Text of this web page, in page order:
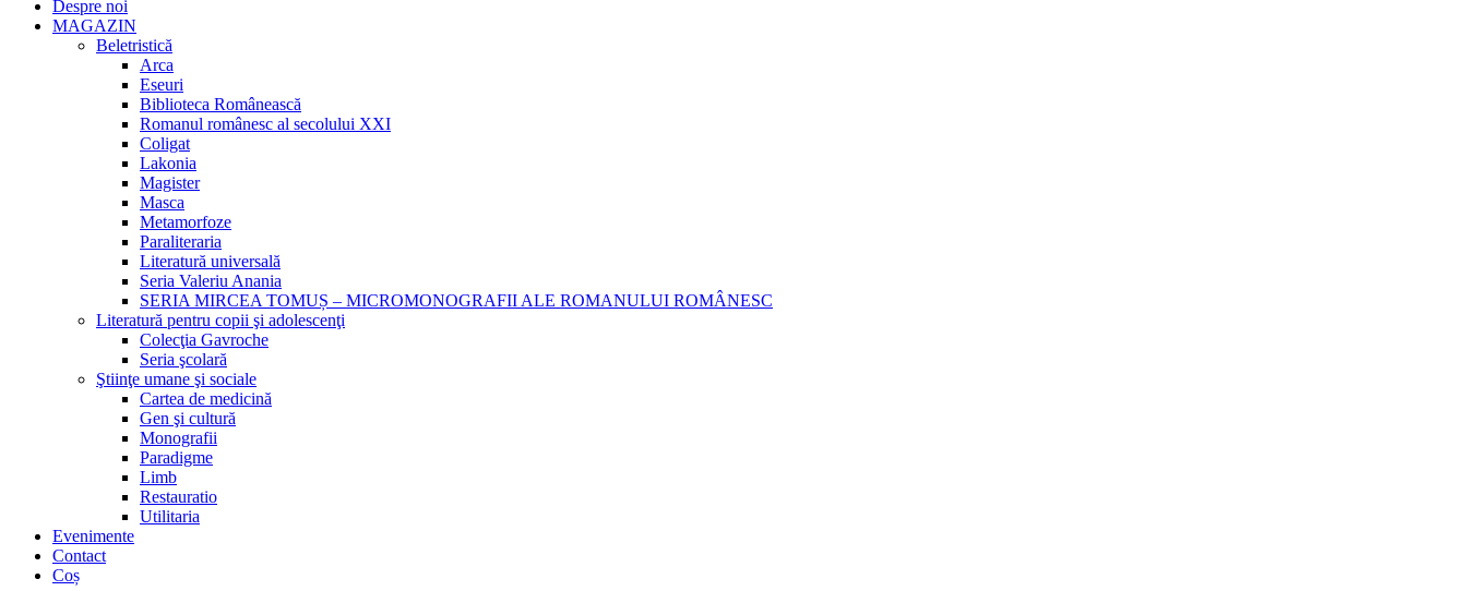
Despre noi
MAGAZIN
Beletristică
Arca
Eseuri
Biblioteca Românească
Romanul românesc al secolului XXI
Coligat
Lakonia
Magister
Masca
Metamorfoze
Paraliteraria
Literatură universală
Seria Valeriu Anania
SERIA MIRCEA TOMUȘ – MICROMONOGRAFII ALE ROMANULUI ROMÂNESC
Literatură pentru copii şi adolescenţi
Colecţia Gavroche
Seria şcolară
Ştiinţe umane şi sociale
Cartea de medicină
Gen şi cultură
Monografii
Paradigme
Limb
Restauratio
Utilitaria
Evenimente
Contact
Coș